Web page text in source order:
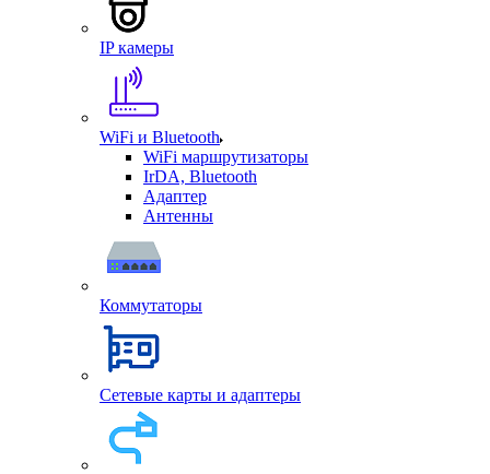
IP камеры
WiFi и Bluetooth
WiFi маршрутизаторы
IrDA, Bluetooth
Адаптер
Антенны
Коммутаторы
Сетевые карты и адаптеры